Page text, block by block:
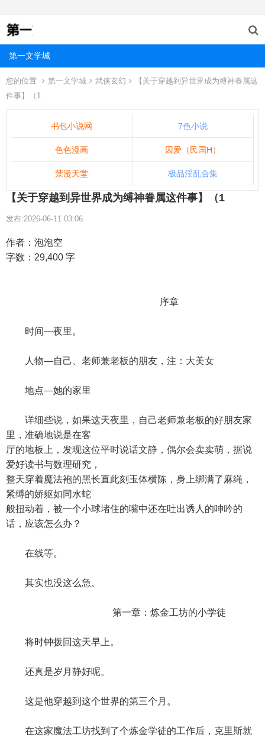
第一文学城
您的位置 第一文学城 武侠玄幻
【关于穿越到异世界成为缚神眷属这
件事】（1
书包小说网 7色小说
色色漫画 囚爱（民国H）
禁漫天堂 极品淫乱合集
【关于穿越到异世界成为缚神眷属这件事】（1
发布:2026-06-11 03:06
作者：泡泡空
字数：29,400 字
序章
时间—夜里。
人物—自己、老师兼老板的朋友，注：大美女
地点—她的家里
详细些说，如果这天夜里，自己老师兼老板的好朋友家
里，准确地说是在客
厅的地板上，发现这位平时说话文静，偶尔会卖卖萌，据说
爱好读书与数理研究，
整天穿着魔法袍的黑长直此刻玉体横陈，身上绑满了麻绳，
紧缚的娇躯如同水蛇
般扭动着，被一个小球堵住的嘴中还在吐出诱人的呻吟的
话，应该怎么办？
在线等。
其实也没这么急。
第一章：炼金工坊的小学徒
将时钟拨回这天早上。
还真是岁月静好呢。
这是他穿越到这个世界的第三个月。
在这家魔法工坊找到了个炼金学徒的工作后，克里斯就